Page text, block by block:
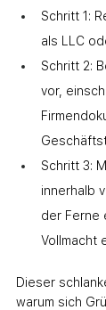
Schritt 1:
als LLC
Schritt 2:
vor,
Schritt 3:
innerhalb
der Ferne
Vollmacht
Dieser
warum sich